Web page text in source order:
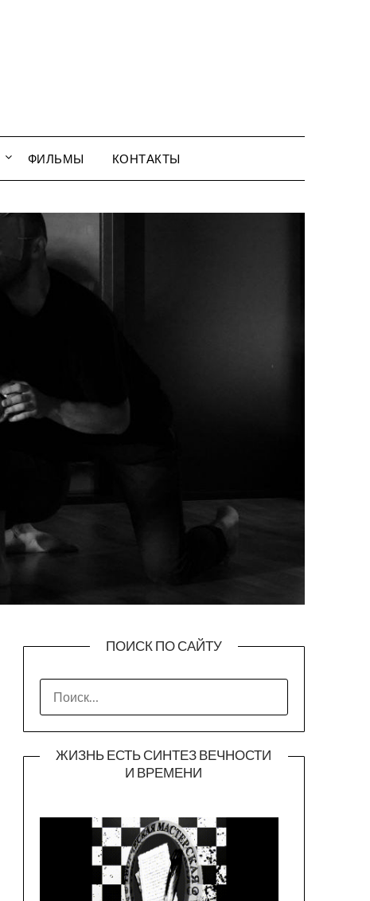
ФИЛЬМЫ КОНТАКТЫ
ПОИСК ПО САЙТУ
ЖИЗНЬ ЕСТЬ СИНТЕЗ ВЕЧНОСТИ
И ВРЕМЕНИ